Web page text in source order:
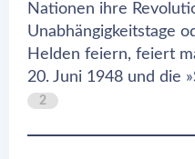
Nationen ihre
Unabhängigkeitstage
Helden feiern, feiert
20. Juni 1948 und die
2